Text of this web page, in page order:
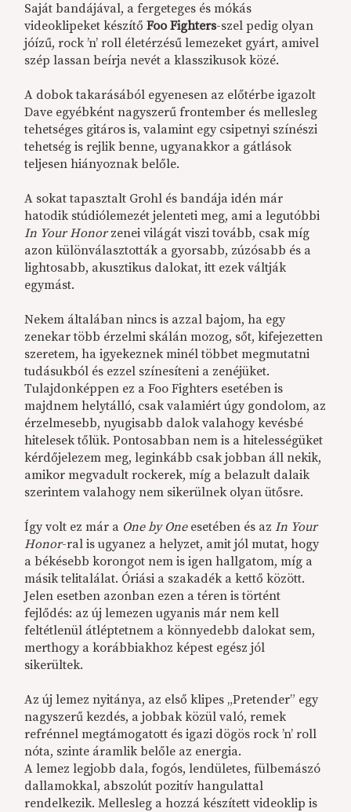
Saját bandájával, a fergeteges és mókás
videoklipeket készítőFoo Fighters-szel pedig olyan
jóízű, rock ’n’ roll életérzésű lemezeket gyárt, amivel
szép lassan beírja nevét a klasszikusok közé.
A dobok takarásából egyenesen az előtérbe igazolt
Dave egyébként nagyszerű frontember és mellesleg
tehetséges gitáros is, valamint egy csipetnyi színészi
tehetség is rejlik benne, ugyanakkor a gátlások
teljesen hiányoznak belőle.
A sokat tapasztalt Grohl és bandája idén már
hatodik stúdiólemezét jelenteti meg, ami a legutóbbi
In Your Honorzenei világát viszi tovább, csak míg
azon különválasztották a gyorsabb, zúzósabb és a
lightosabb, akusztikus dalokat, itt ezek váltják
egymást.
Nekem általában nincs is azzal bajom, ha egy
zenekar több érzelmi skálán mozog, sőt, kifejezetten
szeretem, ha igyekeznek minél többet megmutatni
tudásukból és ezzel színesíteni a zenéjüket.
Tulajdonképpen ez a Foo Fighters esetében is
majdnem helytálló, csak valamiért úgy gondolom, az
érzelmesebb, nyugisabb dalok valahogy kevésbé
hitelesek tőlük. Pontosabban nem is a hitelességüket
kérdőjelezem meg, leginkább csak jobban áll nekik,
amikor megvadult rockerek, míg a belazult dalaik
szerintem valahogy nem sikerülnek olyan ütősre.
Így volt ez már a One by Oneesetében és azIn Your
Honor-ral is ugyanez a helyzet, amit jól mutat, hogy
a békésebb korongot nem is igen hallgatom, míg a
másik telitalálat. Óriási a szakadék a kettő között.
Jelen esetben azonban ezen a téren is történt
fejlődés: az új lemezen ugyanis már nem kell
feltétlenül átléptetnem a könnyedebb dalokat sem,
merthogy a korábbiakhoz képest egész jól
sikerültek.
Az új lemez nyitánya, az első klipes „Pretender” egy
nagyszerű kezdés, a jobbak közül való, remek
refrénnel megtámogatott és igazi dögös rock ’n’ roll
nóta, szinte áramlik belőle az energia.
A lemez legjobb dala, fogós, lendületes, fülbemászó
dallamokkal, abszolút pozitív hangulattal
rendelkezik. Mellesleg a hozzá készített videoklip is